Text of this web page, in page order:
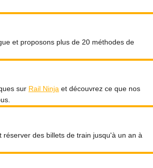
et proposons plus de 20 méthodes de
sur Rail Ninja et découvrez ce que nos
réserver des billets de train jusqu'à un an à